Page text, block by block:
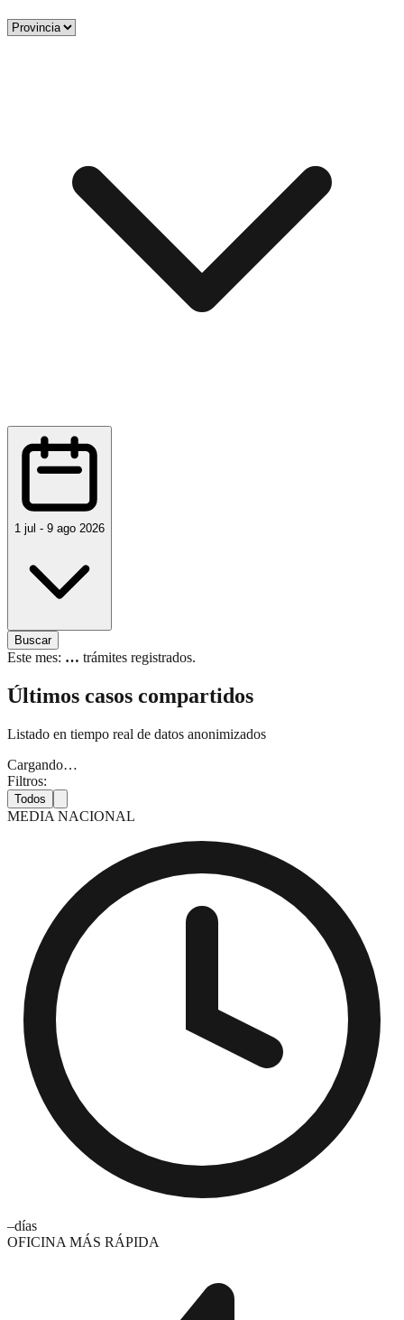
1 jul - 9 ago 2026
Buscar
Este mes: … trámites registrados.
Últimos casos compartidos
Listado en tiempo real de datos anonimizados
Cargando…
Filtros:
Todos
MEDIA NACIONAL
–días
OFICINA MÁS RÁPIDA